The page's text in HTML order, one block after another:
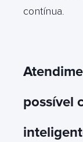
contínua.
possível